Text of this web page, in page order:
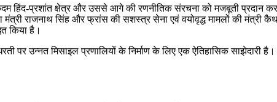
हिंद-प्रशांत क्षेत्र और उससे आगे की रणनीतिक संरचना को मजबूती प्रदान
मंत्री राजनाथ सिंह और फ्रांस की सशस्त्र सेना एवं वयोवृद्ध मामलों की मंत्री
किया है।
पर उन्नत मिसाइल प्रणालियों के निर्माण के लिए एक ऐतिहासिक साझेदारी